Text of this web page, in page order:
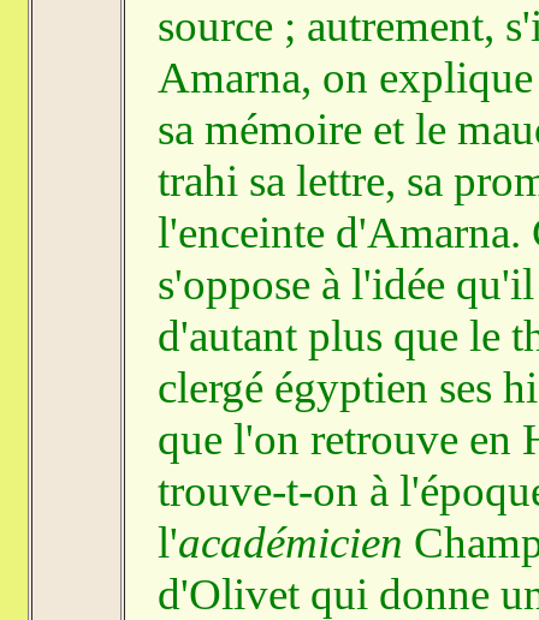
source ; autrement,
Amarna, on
sa mémoire et le
trahi sa lettre, sa
l'enceinte d'Amarna.
s'oppose à l'idée
d'autant plus que le
clergé égyptien ses
que l'on retrouve en
trouve-t-on à
l'académicien
d'Olivet qui donne